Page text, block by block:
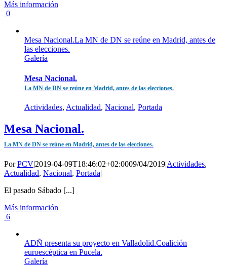
Más información
0
Mesa Nacional.La MN de DN se reúne en Madrid, antes de
las elecciones.
Galería
Mesa Nacional.
La MN de DN se reúne en Madrid, antes de las elecciones.
Actividades, Actualidad, Nacional, Portada
Mesa Nacional.
La MN de DN se reúne en Madrid, antes de las elecciones.
PorPCV|2019-04-09T18:46:02+02:0009/04/2019|Actividades,
Actualidad, Nacional, Portada|
El pasado Sábado [...]
Más información
6
ADÑ presenta su proyecto en Valladolid.Coalición
euroescéptica en Pucela.
Galería